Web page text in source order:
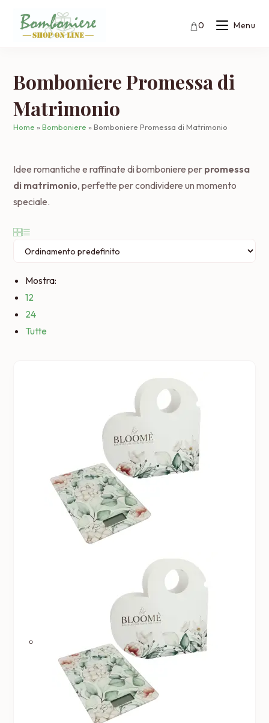
contenuto
0 Menu
Bomboniere Promessa di
Matrimonio
Home »Bomboniere »Bomboniere Promessa di Matrimonio
Idee romantiche e raffinate di bomboniere per promessa
di matrimonio, perfette per condividere un momento
speciale.
Mostra:
12
24
Tutte